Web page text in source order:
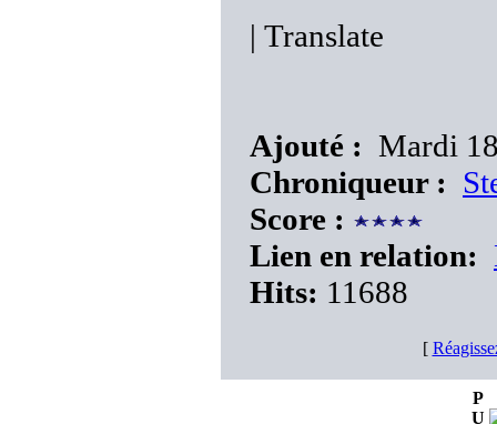
| Translate
Ajouté : Mardi
Chroniqueur :
Score :
Lien en relation:
Hits: 11688
[
P
U